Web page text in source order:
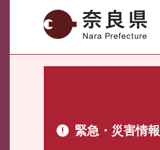
奈良県
緊急・災害情報